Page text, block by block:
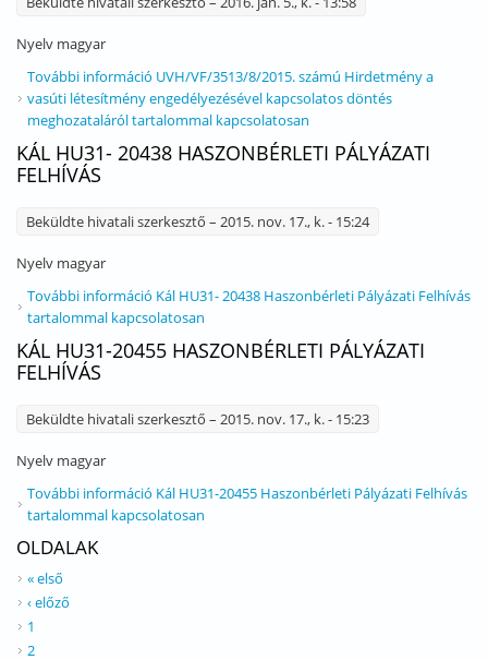
Nyelv magyar
További információ UVH/VF/3513/8/2015. számú Hirdetmény a
vasúti létesítmény engedélyezésével kapcsolatos döntés
meghozataláról tartalommal kapcsolatosan
KÁL HU31- 20438 HASZONBÉRLETI PÁLYÁZATI
FELHÍVÁS
Beküldte hivatali szerkesztő – 2015. nov. 17., k. - 15:24
Nyelv magyar
További információ Kál HU31- 20438 Haszonbérleti Pályázati Felhívás
tartalommal kapcsolatosan
KÁL HU31-20455 HASZONBÉRLETI PÁLYÁZATI
FELHÍVÁS
Beküldte hivatali szerkesztő – 2015. nov. 17., k. - 15:23
Nyelv magyar
További információ Kál HU31-20455 Haszonbérleti Pályázati Felhívás
tartalommal kapcsolatosan
OLDALAK
« első
‹ előző
1
2